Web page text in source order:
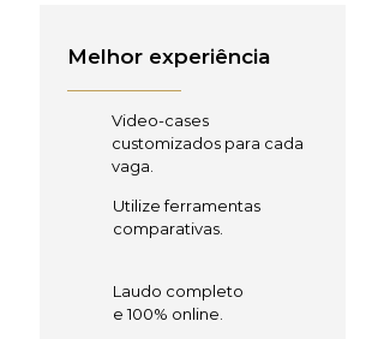
Melhor experiência
Video-cases
customizados para cada
vaga.
Utilize ferramentas
comparativas.
Laudo completo
e 100% online.